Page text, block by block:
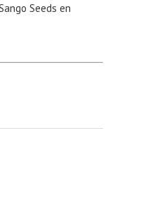
Seeds en